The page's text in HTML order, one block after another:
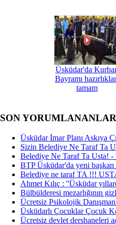
Üsküdar'da
Bayramı
tamam
SON YORUMLANANLAR
Üsküdar İmar Planı Askıya
Sizin Belediye Ne Taraf Ta
Belediye Ne Taraf Ta Usta!
BTP Üsküdar'da yeni
Belediye ne taraf TA !!!
Ahmet Kılıç : ''Üsküdar
Bülbülderesi mezarlığının
Ücretsiz Psikolojik
Üsküdarlı Çocuklar Çocuk
Ücretsiz devlet dershaneleri